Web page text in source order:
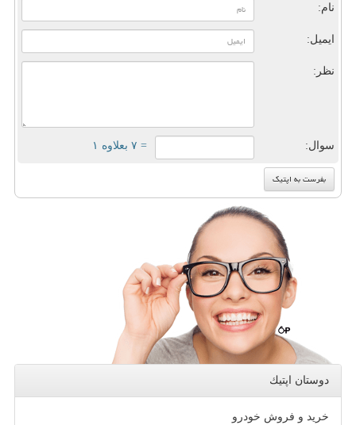
نام:
ایمیل:
نظر:
سوال: = ۷ بعلاوه ۱
دوستان اپتیك
خرید و فروش خودرو